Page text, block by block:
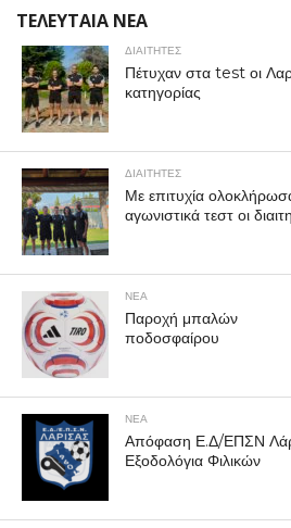
ΤΕΛΕΥΤΑΙΑ ΝΕΑ
ΔΙΑΙΤΗΤΕΣ
Πέτυχαν στα test οι
κατηγορίας
ΔΙΑΙΤΗΤΕΣ
Με επιτυχία
αγωνιστικά τεστ οι
ΝΕΑ
Παροχή μπαλών
ποδοσφαίρου
ΝΕΑ
Απόφαση Ε.Δ/ΕΠΣΝ
Εξοδολόγια Φιλικών